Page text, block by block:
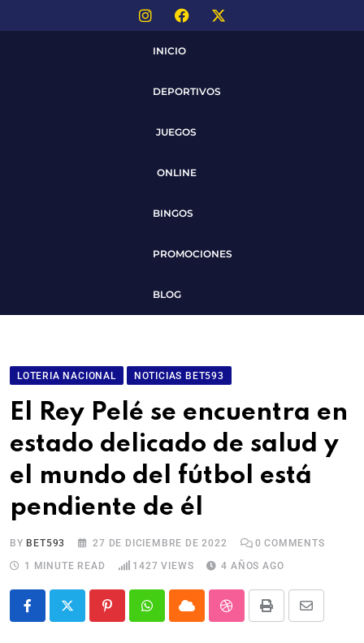
INICIO
DEPORTIVOS
JUEGOS
ONLINE
BINGOS
PROMOCIONES
BLOG
LOTERIA NACIONAL NOTICIAS BET593
El Rey Pelé se encuentra en
estado delicado de salud y
el mundo del fútbol está
pendiente de él
BY BET593 27 DE DICIEMBRE DE 2022 0 COMMENTS
1 MINUTE READ
1427 VIEWS 4 AÑOS AGO